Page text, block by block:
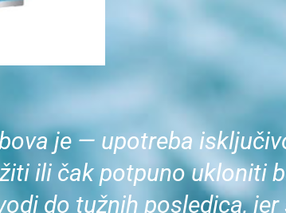
je — upotreba
ili čak potpuno ukloniti
do tužnih posledica,